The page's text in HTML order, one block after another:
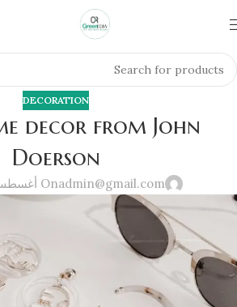
DECORATION
decor from John
Doerson
admin@gmail.comOn أغسطس 26, 2021